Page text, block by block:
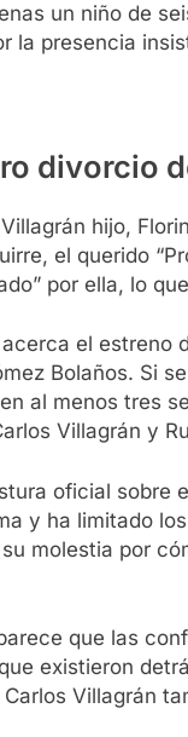
un niño de
la presencia
divorcio
hijo,
el querido
por ella, lo
el estreno
Bolaños. Si
al menos tres
Villagrán y
oficial sobre
y ha limitado
molestia por
que las
existieron
Villagrán